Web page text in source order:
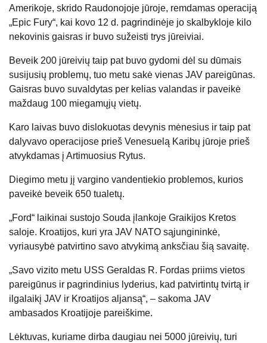
Amerikoje, skrido Raudonojoje jūroje, remdamas operaciją
„Epic Fury“, kai kovo 12 d. pagrindinėje jo skalbykloje kilo
nekovinis gaisras ir buvo sužeisti trys jūreiviai.
Beveik 200 jūreivių taip pat buvo gydomi dėl su dūmais
susijusių problemų, tuo metu sakė vienas JAV pareigūnas.
Gaisras buvo suvaldytas per kelias valandas ir paveikė
maždaug 100 miegamųjų vietų.
Karo laivas buvo dislokuotas devynis mėnesius ir taip pat
dalyvavo operacijose prieš Venesuelą Karibų jūroje prieš
atvykdamas į Artimuosius Rytus.
Diegimo metu jį vargino vandentiekio problemos, kurios
paveikė beveik 650 tualetų.
„Ford“ laikinai sustojo Souda įlankoje Graikijos Kretos
saloje. Kroatijos, kuri yra JAV NATO sąjungininkė,
vyriausybė patvirtino savo atvykimą anksčiau šią savaitę.
„Savo vizito metu USS Geraldas R. Fordas priims vietos
pareigūnus ir pagrindinius lyderius, kad patvirtintų tvirtą ir
ilgalaikį JAV ir Kroatijos aljansą“, – sakoma JAV
ambasados ​​Kroatijoje pareiškime.
Lėktuvas, kuriame dirba daugiau nei 5000 jūreivių, turi